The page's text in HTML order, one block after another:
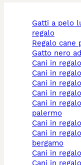
gatti a pelo lungo
regalo
regalo cane
gatto nero
cani in
cani in
cani in
cani in
cani in regalo a
palermo
cani in
cani in regalo a
bergamo
cani in